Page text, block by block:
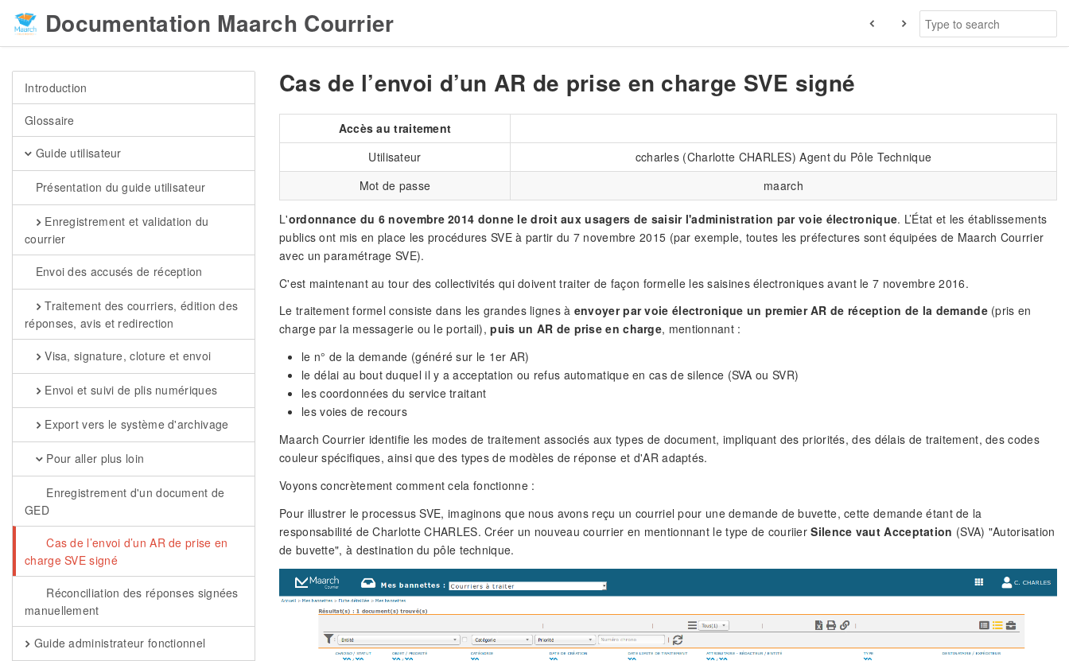
Documentation Maarch Courrier
Introduction
Glossaire
Guide utilisateur
Présentation du guide utilisateur
Enregistrement et validation du
courrier
Envoi des accusés de réception
Traitement des courriers, édition des
réponses, avis et redirection
Visa, signature, cloture et envoi
Envoi et suivi de plis numériques
Export vers le système d'archivage
Pour aller plus loin
Enregistrement d'un document de
GED
Cas de l’envoi d’un AR de prise en
charge SVE signé
Réconciliation des réponses signées
manuellement
Guide administrateur fonctionnel
Cas de l’envoi d’un AR de prise en charge SVE signé
Accès au traitement
Utilisateur
ccharles (Charlotte CHARLES) Agent du Pôle Technique
Mot de passe
maarch
L'ordonnance du 6 novembre 2014 donne le droit aux usagers de saisir l'administration par voie électronique. L’État et les établissements
publics ont mis en place les procédures SVE à partir du 7 novembre 2015 (par exemple, toutes les préfectures sont équipées de Maarch Courrier
avec un paramétrage SVE).
C'est maintenant au tour des collectivités qui doivent traiter de façon formelle les saisines électroniques avant le 7 novembre 2016.
Le traitement formel consiste dans les grandes lignes à envoyer par voie électronique un premier AR de réception de la demande(pris en
charge par la messagerie ou le portail),puis un AR de prise en charge, mentionnant :
le n° de la demande (généré sur le 1er AR)
le délai au bout duquel il y a acceptation ou refus automatique en cas de silence (SVA ou SVR)
les coordonnées du service traitant
les voies de recours
Maarch Courrier identifie les modes de traitement associés aux types de document, impliquant des priorités, des délais de traitement, des codes
couleur spécifiques, ainsi que des types de modèles de réponse et d'AR adaptés.
Voyons concrètement comment cela fonctionne :
Pour illustrer le processus SVE, imaginons que nous avons reçu un courriel pour une demande de buvette, cette demande étant de la
responsabilité de Charlotte CHARLES. Créer un nouveau courrier en mentionnant le type de couriierSilence vaut Acceptation (SVA) "Autorisation
de buvette", à destination du pôle technique.